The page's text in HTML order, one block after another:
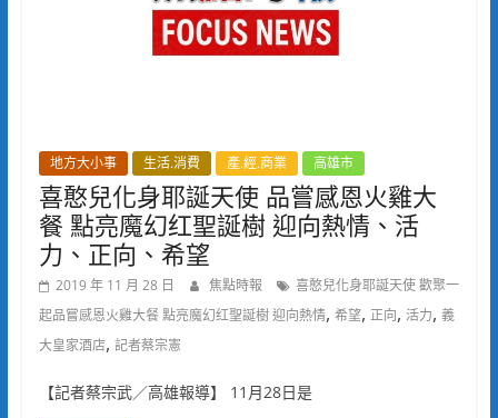
地方大小事 生活.消費 產.經.商業 高雄市
喜憨兒化身耶誕天使 品嘗感恩火雞大
餐 點亮魔幻红聖誕樹 迎向熱情、活
力、正向、希望
2019 年 11 月 28 日 焦點時報
喜憨兒化身耶誕天使 歡聚一
起品嘗感恩火雞大餐 點亮魔幻红聖誕樹 迎向熱情, 希望, 正向, 活力, 義
大皇家酒店, 記者蔡宗憲
【記者蔡宗武／高雄報導】 11月28日是